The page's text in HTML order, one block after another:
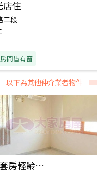
店住
二段
房間皆有窗
以下為其他仲介業者物件
仁德文賢國中3套房輕齡華廈